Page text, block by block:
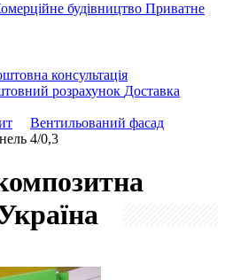
будівництво Приватне
консультація
розрахунок Доставка
Вентильований фасад
4/0,3